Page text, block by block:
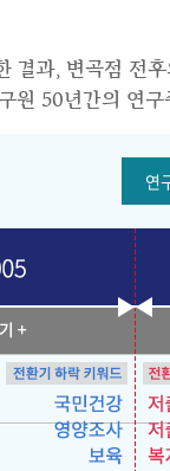
결과, 변곡점 전
원 50년간의 연
연